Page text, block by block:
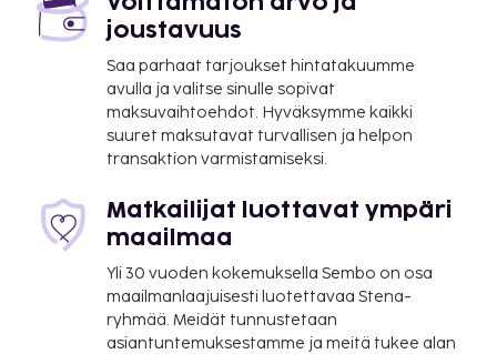
Omatoiminen pysäköinti: 290 NOK per päivä
Lemmikkimaksu: 300 NOK per majoitustila
(vaihtelee yöpymisen keston mukaan)
Avustajaeläimistä ei veloiteta lisämaksuja
Aikainen sisäänkirjautuminen (riippuu
saatavuudesta): 100 NOK
Lisävuode: 350 NOK per yö
Yllä oleva luettelo ei ehkä kata kaikkea. Maksut ja
takuumaksut eivät välttämättä sisällä veroja, ja ne
saattavat muuttua.
Korkeintaan 12 vuotta vanhat lapset voivat
joustavuus
Saa parhaat tarjoukset hintatakuumme
avulla ja valitse sinulle sopivat
maksuvaihtoehdot. Hyväksymme kaikki
suuret maksutavat turvallisen ja helpon
transaktion varmistamiseksi.
Matkailijat luottavat ympäri
maailmaa
Yli 30 vuoden kokemuksella Sembo on osa
maailmanlaajuisesti luotettavaa Stena-
ryhmää. Meidät tunnustetaan
asiantuntemuksestamme ja meitä tukee alan